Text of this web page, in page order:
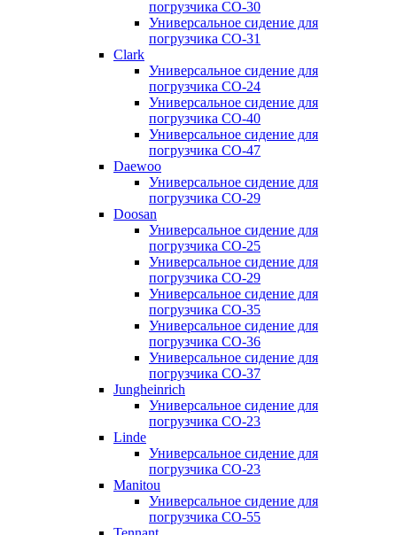
погрузчика CO-30
Универсальное сидение для
погрузчика CO-31
Clark
Универсальное сидение для
погрузчика CO-24
Универсальное сидение для
погрузчика CO-40
Универсальное сидение для
погрузчика CO-47
Daewoo
Универсальное сидение для
погрузчика CO-29
Doosan
Универсальное сидение для
погрузчика CO-25
Универсальное сидение для
погрузчика CO-29
Универсальное сидение для
погрузчика CO-35
Универсальное сидение для
погрузчика CO-36
Универсальное сидение для
погрузчика CO-37
Jungheinrich
Универсальное сидение для
погрузчика CO-23
Linde
Универсальное сидение для
погрузчика CO-23
Manitou
Универсальное сидение для
погрузчика CO-55